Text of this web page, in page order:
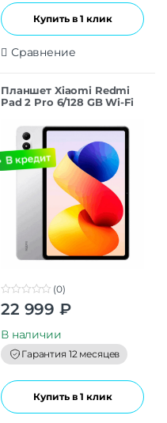
Купить в 1 клик
Сравнение
Планшет Xiaomi Redmi
Pad 2 Pro 6/128 GB Wi-Fi
0
o
t
o
f
5
(0)
22 999 ₽
В наличии
Гарантия 12 месяцев
Купить в 1 клик